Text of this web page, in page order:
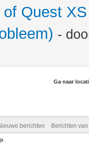
Quest
-
Ga naar
berichten Berichten